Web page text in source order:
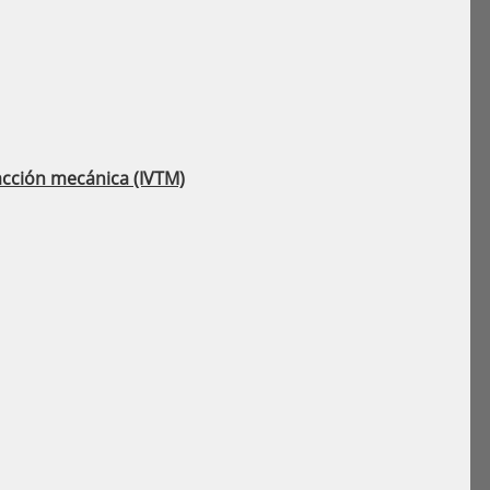
mecánica (IVTM)